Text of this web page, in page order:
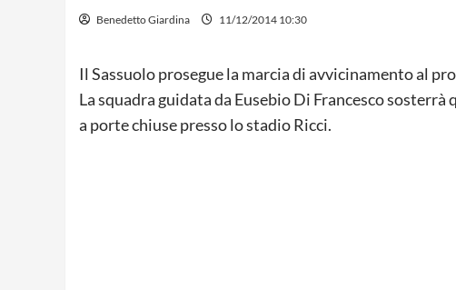
Benedetto Giardina 11/12/2014 10:30
Il Sassuolo prosegue la marcia di avvicinamento al
La squadra guidata da Eusebio Di Francesco
a porte chiuse presso lo stadio Ricci.